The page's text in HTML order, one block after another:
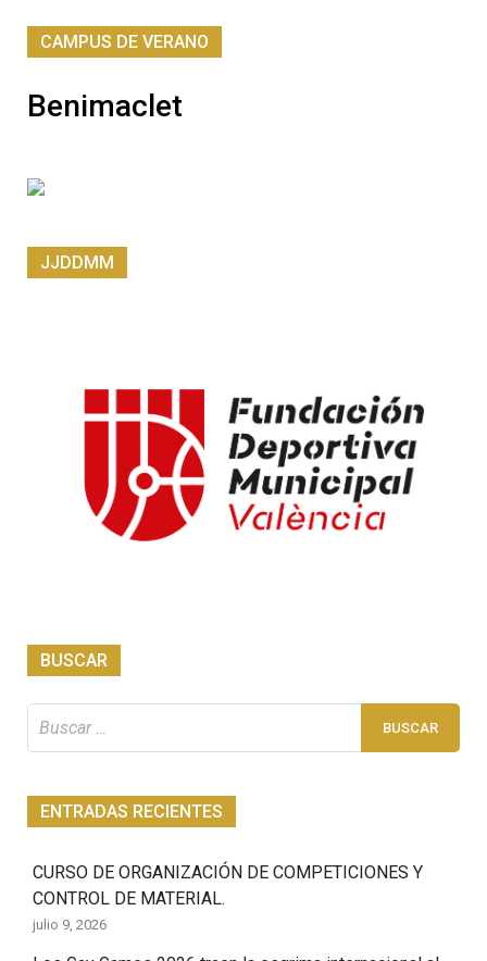
CAMPUS DE VERANO
Benimaclet
JJDDMM
BUSCAR
ENTRADAS RECIENTES
CURSO DE ORGANIZACIÓN DE COMPETICIONES Y
CONTROL DE MATERIAL.
julio 9, 2026